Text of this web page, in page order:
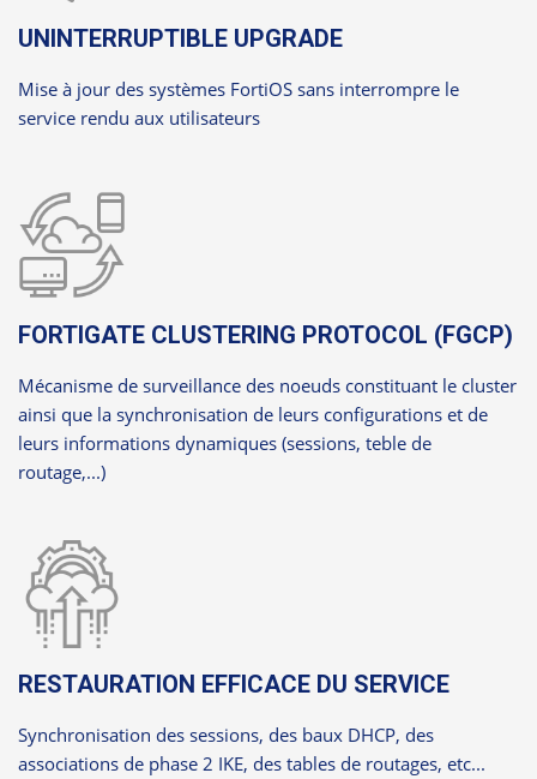
UNINTERRUPTIBLE UPGRADE
Mise à jour des systèmes FortiOS sans interrompre le
service rendu aux utilisateurs
FORTIGATE CLUSTERING PROTOCOL (FGCP)
Mécanisme de surveillance des noeuds constituant le cluster
ainsi que la synchronisation de leurs configurations et de
leurs informations dynamiques (sessions, teble de
routage,...)
RESTAURATION EFFICACE DU SERVICE
Synchronisation des sessions, des baux DHCP, des
associations de phase 2 IKE, des tables de routages, etc...